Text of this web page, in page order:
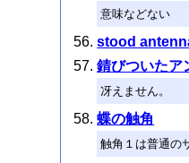
意味などない
stood
錆びついたア
冴えません。
蝶の触角
触角１は普通の